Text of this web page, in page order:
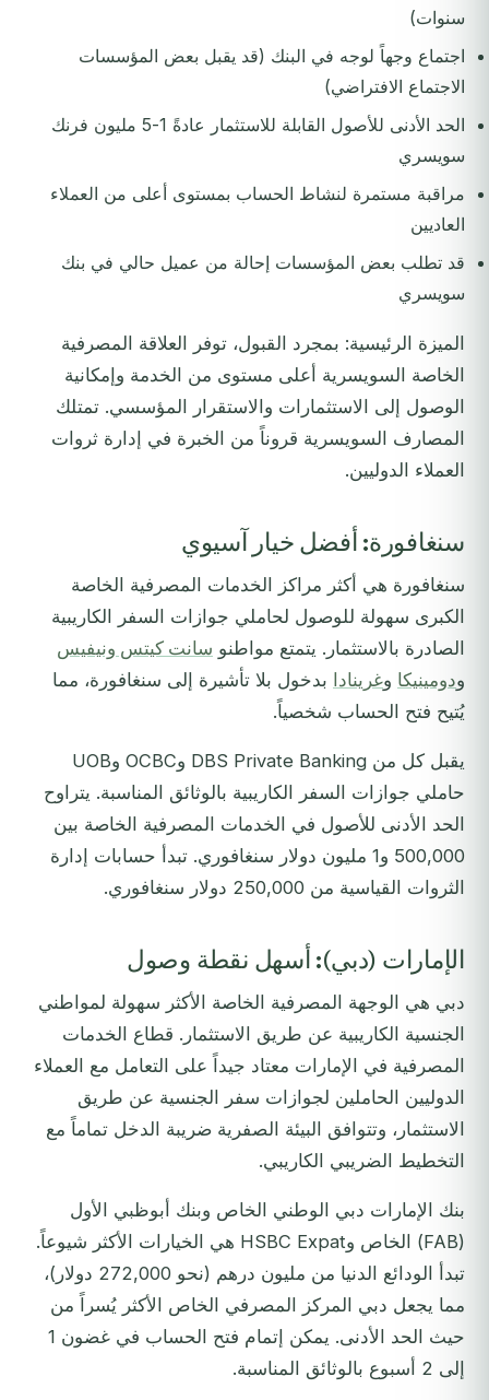
سنوات)
اجتماع وجهاً لوجه في البنك (قد يقبل بعض المؤسسات
الاجتماع الافتراضي)
الحد الأدنى للأصول القابلة للاستثمار عادةً 1-5 مليون فرنك
سويسري
مراقبة مستمرة لنشاط الحساب بمستوى أعلى من العملاء
العاديين
قد تطلب بعض المؤسسات إحالة من عميل حالي في بنك
سويسري
الميزة الرئيسية: بمجرد القبول، توفر العلاقة المصرفية
الخاصة السويسرية أعلى مستوى من الخدمة وإمكانية
الوصول إلى الاستثمارات والاستقرار المؤسسي. تمتلك
المصارف السويسرية قروناً من الخبرة في إدارة ثروات
العملاء الدوليين.
سنغافورة: أفضل خيار آسيوي
سنغافورة هي أكثر مراكز الخدمات المصرفية الخاصة
الكبرى سهولة للوصول لحاملي جوازات السفر الكاريبية
الصادرة بالاستثمار. يتمتع مواطنو سانت كيتس ونيفيس
ودومينيكا وغرينادا بدخول بلا تأشيرة إلى سنغافورة، مما
يُتيح فتح الحساب شخصياً.
يقبل كل من DBS Private Banking وOCBC وUOB
حاملي جوازات السفر الكاريبية بالوثائق المناسبة. يتراوح
الحد الأدنى للأصول في الخدمات المصرفية الخاصة بين
500,000 و1 مليون دولار سنغافوري. تبدأ حسابات إدارة
الثروات القياسية من 250,000 دولار سنغافوري.
الإمارات (دبي): أسهل نقطة وصول
دبي هي الوجهة المصرفية الخاصة الأكثر سهولة لمواطني
الجنسية الكاريبية عن طريق الاستثمار. قطاع الخدمات
المصرفية في الإمارات معتاد جيداً على التعامل مع العملاء
الدوليين الحاملين لجوازات سفر الجنسية عن طريق
الاستثمار، وتتوافق البيئة الصفرية ضريبة الدخل تماماً مع
التخطيط الضريبي الكاريبي.
بنك الإمارات دبي الوطني الخاص وبنك أبوظبي الأول
(FAB) الخاص وHSBC Expat هي الخيارات الأكثر شيوعاً.
تبدأ الودائع الدنيا من مليون درهم (نحو 272,000 دولار)،
مما يجعل دبي المركز المصرفي الخاص الأكثر يُسراً من
حيث الحد الأدنى. يمكن إتمام فتح الحساب في غضون 1
إلى 2 أسبوع بالوثائق المناسبة.